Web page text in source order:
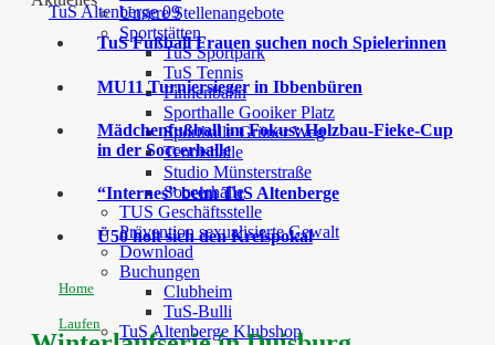
Unsere Stellenangebote
Sportstätten
TuS Sportpark
TuS Tennis
Finnenbahn
Sporthalle Gooiker Platz
Sporthalle Grüner Weg
Tennishalle
Studio Münsterstraße
Soccerhalle
TUS Geschäftsstelle
Prävention sexualisierte Gewalt
Download
Buchungen
Clubheim
TuS-Bulli
TuS Altenberge Klubshop
TuS Fußball Frauen suchen noch Spielerinnen
MU11 Turniersieger in Ibbenbüren
Mädchenfußball im Fokus: Holzbau-Fieke-Cup
in der Soccerhalle
“Internes” beim TuS Altenberge
Ü50 holt sich den Kreispokal
Home
Laufen